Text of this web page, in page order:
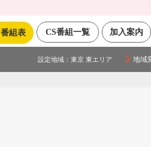
加入案内
CS番組一覧
番組表
設定地域： 東京 東エリア 地域